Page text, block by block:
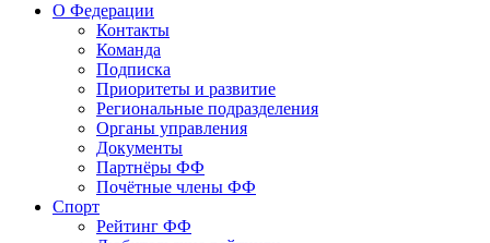
О Федерации
Контакты
Команда
Подписка
Приоритеты и развитие
Региональные подразделения
Органы управления
Документы
Партнёры ФФ
Почётные члены ФФ
Спорт
Рейтинг ФФ